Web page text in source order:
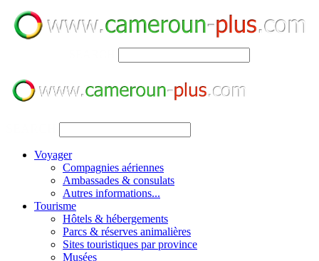
Voyager
Compagnies aériennes
Ambassades & consulats
Autres informations...
Tourisme
Hôtels & hébergements
Parcs & réserves animalières
Sites touristiques par province
Musées